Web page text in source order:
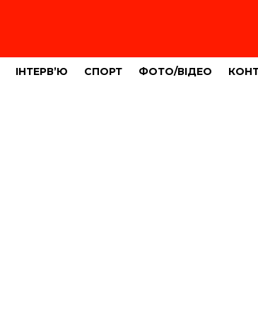
ІНТЕРВ’Ю СПОРТ ФОТО/ВІДЕО